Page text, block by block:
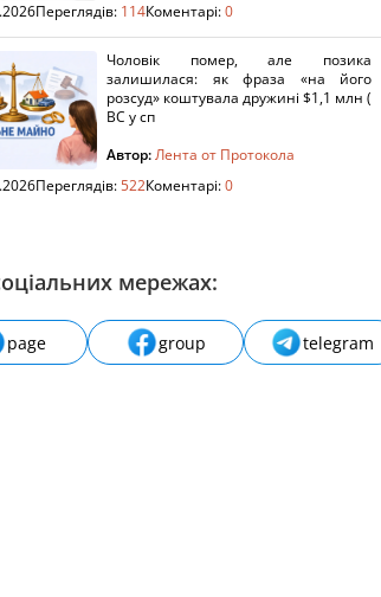
Переглядів: 114Коментарі:0
Чоловік помер, але позика
залишилася: як фраза «на його
розсуд» коштувала дружині $1,1 млн (
ВС у сп
Автор:Лента от Протокола
Переглядів:522Коментарі:0
мережах:
page group telegram